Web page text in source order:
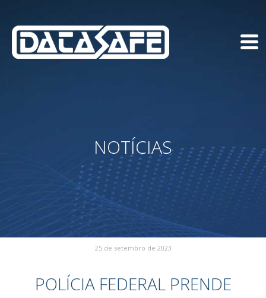
NOTÍCIAS
25 de setembro de 2023
POLÍCIA FEDERAL PRENDE